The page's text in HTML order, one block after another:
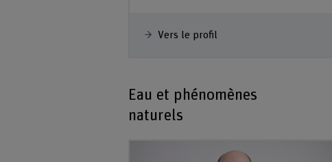
Vers le profil
Eau et phénomènes
naturels